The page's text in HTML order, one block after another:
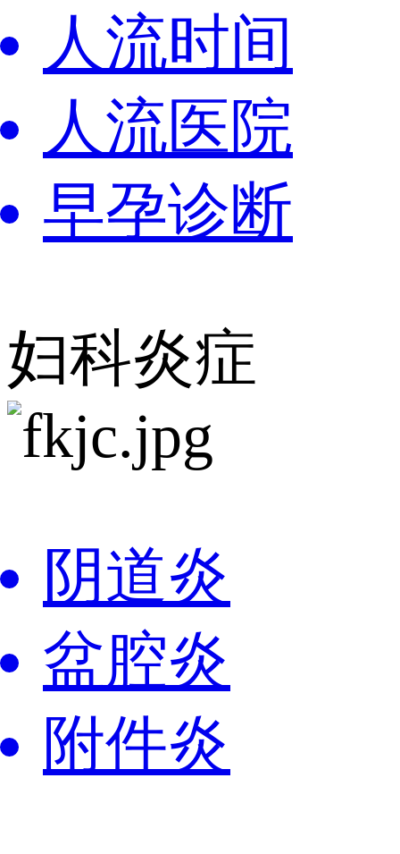
人流时间
人流医院
早孕诊断
妇科炎症
阴道炎
盆腔炎
附件炎